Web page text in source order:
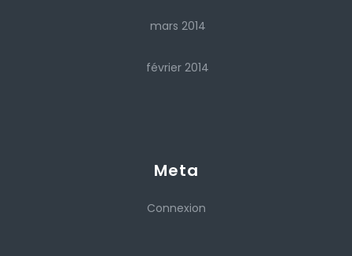
mars 2014
février 2014
Meta
Connexion